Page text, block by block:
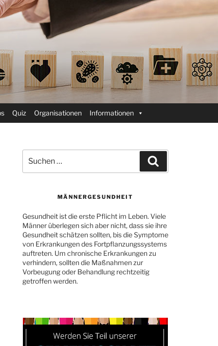
Quiz Organisationen Informationen
MÄNNERGESUNDHEIT
Gesundheit ist die erste Pflicht im Leben. Viele
Männer überlegen sich aber nicht, dass sie ihre
Gesundheit schätzen sollten, bis die Symptome
von Erkrankungen des Fortpflanzungssystems
auftreten. Um chronische Erkrankungen zu
verhindern, sollten die Maßnahmen zur
Vorbeugung oder Behandlung rechtzeitig
getroffen werden.